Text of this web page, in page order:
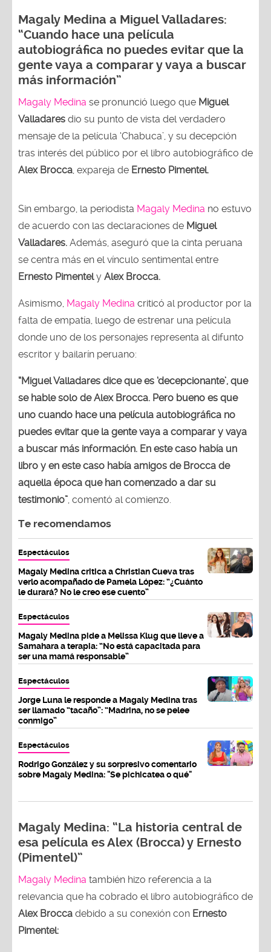
Magaly Medina a Miguel Valladares:
“Cuando hace una película
autobiográfica no puedes evitar que la
gente vaya a comparar y vaya a buscar
más información”
Magaly Medina se pronunció luego que Miguel
Valladares dio su punto de vista del verdadero
mensaje de la película ‘Chabuca’, y su decepción
tras interés del público por el libro autobiográfico de
Alex Brocca , expareja de Ernesto Pimentel.
Sin embargo, la periodista Magaly Medina no estuvo
de acuerdo con las declaraciones de Miguel
Valladares. Además, aseguró que la cinta peruana
se centra más en el vínculo sentimental entre
Ernesto Pimentely Alex Brocca.
Asimismo, Magaly Medina criticó al productor por la
falta de empatía, luego de estrenar una película
donde uno de los personajes representa al difunto
escritor y bailarín peruano:
“Miguel Valladares dice que es ‘decepcionante’, que
se hable solo de Alex Brocca. Pero bueno es que
uno cuando hace una película autobiográfica no
puedes evitar que la gente vaya a comparar y vaya
a buscar más información. En este caso había un
libro y en este caso había amigos de Brocca de
aquella época que han comenzado a dar su
testimonio” , comentó al comienzo.
Te recomendamos
Espectáculos
Magaly Medina critica a Christian Cueva tras
verlo acompañado de Pamela López: “¿Cuánto
le durará? No le creo ese cuento”
Espectáculos
Magaly Medina pide a Melissa Klug que lleve a
Samahara a terapia: “No está capacitada para
ser una mamá responsable”
Espectáculos
Jorge Luna le responde a Magaly Medina tras
ser llamado “tacaño”: “Madrina, no se pelee
conmigo”
Espectáculos
Rodrigo González y su sorpresivo comentario
sobre Magaly Medina: "Se pichicatea o qué"
Magaly Medina: “La historia central de
esa película es Alex (Brocca) y Ernesto
(Pimentel)”
Magaly Medina también hizo referencia a la
relevancia que ha cobrado el libro autobiográfico de
Alex Brocca debido a su conexión con Ernesto
Pimentel: